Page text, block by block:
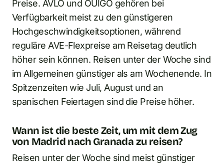
Preise. AVLO und OUIGO gehören bei
Verfügbarkeit meist zu den günstigeren
Hochgeschwindigkeitsoptionen, während
reguläre AVE-Flexpreise am Reisetag deutlich
höher sein können. Reisen unter der Woche sind
im Allgemeinen günstiger als am Wochenende. In
Spitzenzeiten wie Juli, August und an
spanischen Feiertagen sind die Preise höher.
Wann ist die beste Zeit, um mit dem Zug
von Madrid nach Granada zu reisen?
Reisen unter der Woche sind meist günstiger